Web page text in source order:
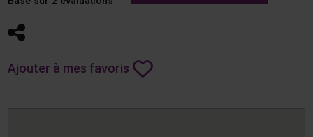
Partager
Ajouter à mes favoris